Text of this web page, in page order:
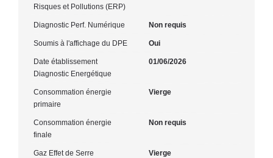
Risques et Pollutions (ERP)
Diagnostic Perf. Numérique Non requis
Soumis à l'affichage du DPE Oui
Date établissement
Diagnostic Energétique
01/06/2026
Consommation énergie
primaire
Vierge
Consommation énergie
finale
Non requis
Gaz Effet de Serre Vierge